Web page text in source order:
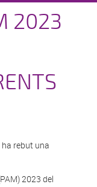
2023
rebut una
2023 del